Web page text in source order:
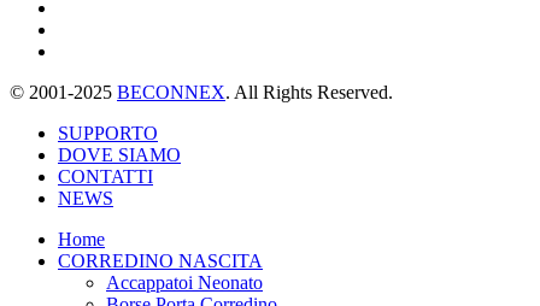
© 2001-2025 BECONNEX. All Rights Reserved.
SUPPORTO
DOVE SIAMO
CONTATTI
NEWS
Home
CORREDINO NASCITA
Accappatoi Neonato